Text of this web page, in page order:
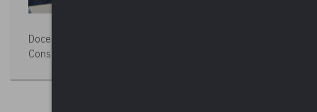
Docente:
Consigliere della Corte dei conti.